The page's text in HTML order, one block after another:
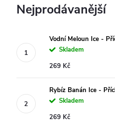
Nejprodávanější
Vodní Meloun Ice -
Skladem
269 Kč
Rybíz Banán Ice -
Skladem
269 Kč